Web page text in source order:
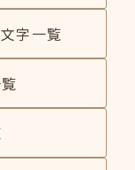
字一覧